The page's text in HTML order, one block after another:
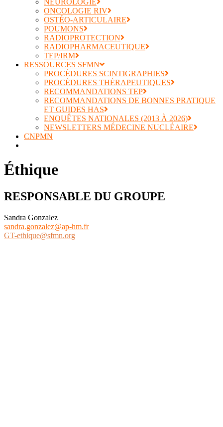
NEUROLOGIE
ONCOLOGIE RIV
OSTÉO-ARTICULAIRE
POUMONS
RADIOPROTECTION
RADIOPHARMACEUTIQUE
TEP/IRM
RESSOURCES SFMN
PROCÉDURES SCINTIGRAPHIES
PROCÉDURES THÉRAPEUTIQUES
RECOMMANDATIONS TEP
RECOMMANDATIONS DE BONNES PRATIQUE
ET GUIDES HAS
ENQUÊTES NATIONALES (2013 À 2026)
NEWSLETTERS MÉDECINE NUCLÉAIRE
CNPMN
Éthique
RESPONSABLE DU GROUPE
Sandra Gonzalez
sandra.gonzalez@ap-hm.fr
GT-ethique@sfmn.org